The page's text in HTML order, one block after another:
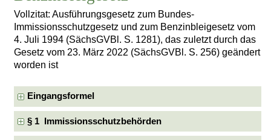
Vollzitat: Ausführungsgesetz zum Bundes-
Immissionsschutzgesetz und zum Benzinbleigesetz vom
4. Juli 1994 (SächsGVBl. S. 1281), das zuletzt durch das
Gesetz vom 23. März 2022 (SächsGVBl. S. 256) geändert
worden ist
Eingangsformel
§ 1 Immissionsschutzbehörden